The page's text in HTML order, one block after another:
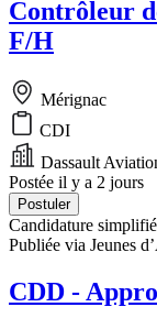
Contrôleur
F/H
Mérignac
CDI
Dassault
Postée il y a 2 jours
Postuler
Candidature
Publiée via Jeunes
CDD -